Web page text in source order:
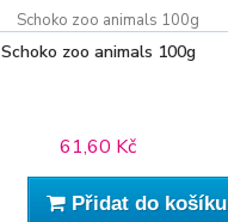
Schoko zoo animals 100g
61,60 Kč
Přidat do košíku